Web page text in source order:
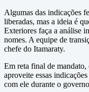
Algumas das indicações
liberadas, mas a ideia é
Exteriores faça a análise
nomes. A equipe de
chefe do Itamaraty.
Em reta final de mandato,
aproveite essas
com ele durante o